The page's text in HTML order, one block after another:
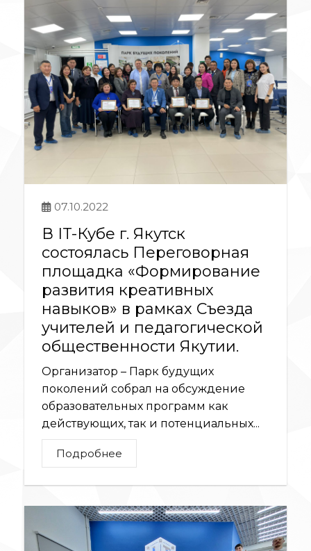
07.10.2022
В IT-Кубе г. Якутск
состоялась Переговорная
площадка «Формирование
развития креативных
навыков» в рамках Съезда
учителей и педагогической
общественности Якутии.
Организатор – Парк будущих
поколений собрал на обсуждение
образовательных программ как
действующих, так и потенциальных...
Подробнее